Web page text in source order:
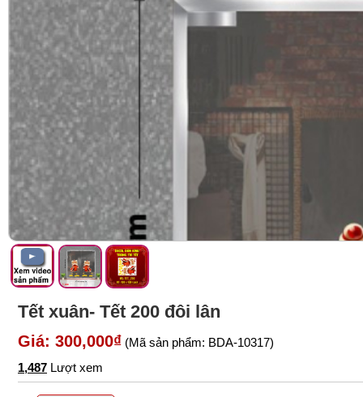
Tết xuân- Tết 200 đôi lân
Giá: 300,000₫ (Mã sản phẩm: BDA-10317)
1,487 Lượt xem